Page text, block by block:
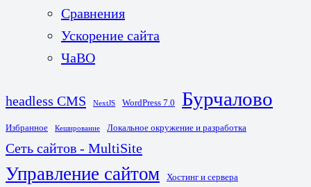
Сравнения
Ускорение сайта
ЧаВО
headless CMS NextJS WordPress 7.0 Бурчалово
Избранное Кеширование Локальное окружение и разработка
Сеть сайтов - MultiSite
Управление сайтом Хостинг и сервера